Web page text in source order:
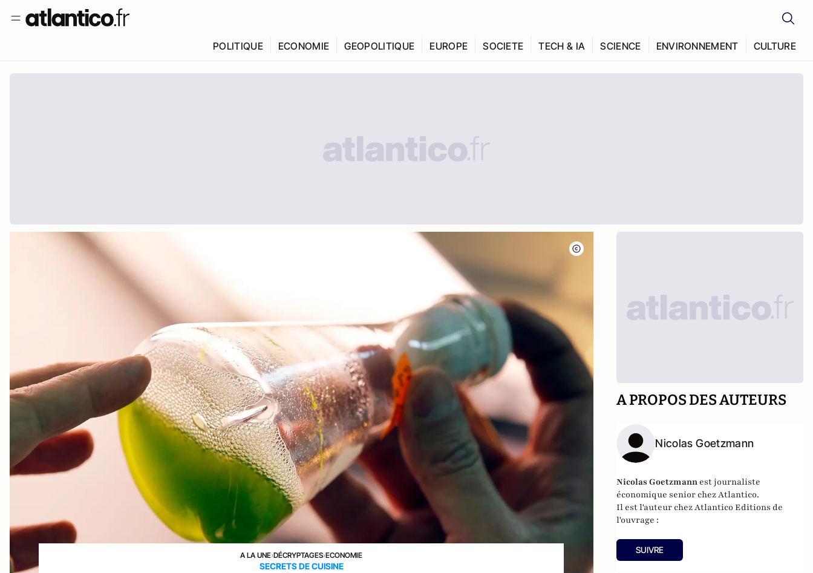
POLITIQUE ECONOMIE GEOPOLITIQUE EUROPE SOCIETE TECH & IA SCIENCE ENVIRONNEMENT CULTURE
A LA UNE›DÉCRYPTAGES›ECONOMIE
SECRETS DE CUISINE
A PROPOS DES AUTEURS
Nicolas Goetzmann
NicolasGoetzmann est journaliste
économique senior chez Atlantico.
Il est l'auteur chezAtlantico Editions de
l'ouvrage :
SUIVRE